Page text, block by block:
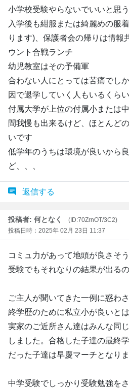
小学校受験やらないでいいと思う
入学後も紺服または綺麗めの服
ります)、保護者会の帰りは情報
ウント合戦ランチ
幼児教室はその予備軍
合わない人にとっては苦痛でし
因で退学していく人もいるくらい
付属大学が上位の付属小または
間我慢も出来るけど、ほとんど
いです
低学年のうちは環境が良いから
ど、、、
返信する
投稿者: 何となく
(ID:70ZrnOT/3C2)
投稿日時：2025年 02月 23日 11:37
コミュ力があって地頭が良さそ
受験でもそれなりの結果が出る
ご主人が聞いてきた一例に惑わ
終学歴のために私立小が良いとは
実家のご近所さん達はみんな同
しました。合格した子達の最終
だった子達は早慶マーチとなりま
中学受験でしっかり受験勉強を